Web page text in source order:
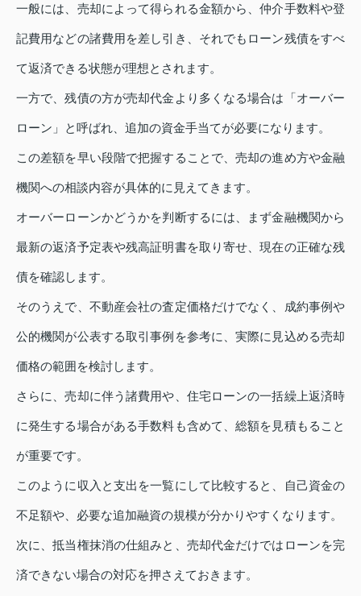
一般には、売却によって得られる金額から、仲介手数料や登
記費用などの諸費用を差し引き、それでもローン残債をすべ
て返済できる状態が理想とされます。
一方で、残債の方が売却代金より多くなる場合は「オーバー
ローン」と呼ばれ、追加の資金手当てが必要になります。
この差額を早い段階で把握することで、売却の進め方や金融
機関への相談内容が具体的に見えてきます。
オーバーローンかどうかを判断するには、まず金融機関から
最新の返済予定表や残高証明書を取り寄せ、現在の正確な残
債を確認します。
そのうえで、不動産会社の査定価格だけでなく、成約事例や
公的機関が公表する取引事例を参考に、実際に見込める売却
価格の範囲を検討します。
さらに、売却に伴う諸費用や、住宅ローンの一括繰上返済時
に発生する場合がある手数料も含めて、総額を見積もること
が重要です。
このように収入と支出を一覧にして比較すると、自己資金の
不足額や、必要な追加融資の規模が分かりやすくなります。
次に、抵当権抹消の仕組みと、売却代金だけではローンを完
済できない場合の対応を押さえておきます。